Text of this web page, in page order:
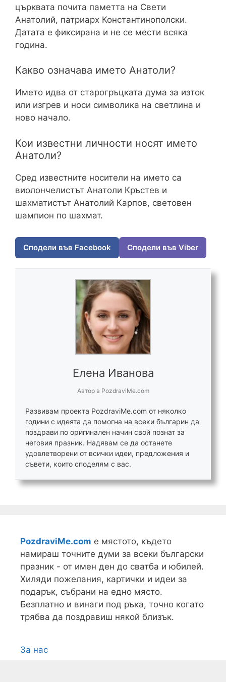
църквата почита паметта на Свети
Анатолий, патриарх Константинополски.
Датата е фиксирана и не се мести всяка
година.
Какво означава името Анатоли?
Името идва от старогръцката дума за изток
или изгрев и носи символика на светлина и
ново начало.
Кои известни личности носят името
Анатоли?
Сред известните носители на името са
виолончелистът Анатоли Кръстев и
шахматистът Анатолий Карпов, световен
шампион по шахмат.
Сподели във Facebook Сподели във Viber
Елена Иванова
Автор в PozdraviMe.com
Развивам проекта PozdraviMe.com от няколко
години с идеята да помогна на всеки българин да
поздрави по оригинален начин свой познат за
неговия празник. Надявам се да останете
удовлетворени от всички идеи, предложения и
съвети, които споделям с вас.
PozdraviMe.com е мястото, където
намираш точните думи за всеки български
празник - от имен ден до сватба и юбилей.
Хиляди пожелания, картички и идеи за
подарък, събрани на едно място.
Безплатно и винаги под ръка, точно когато
трябва да поздравиш някой близък.
За нас